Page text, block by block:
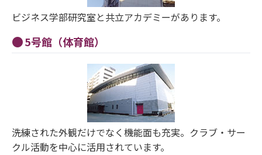
ビジネス学部研究室と共立アカデミーがあります。
5号館（体育館）
洗練された外観だけでなく機能面も充実。クラブ・サー
クル活動を中心に活用されています。